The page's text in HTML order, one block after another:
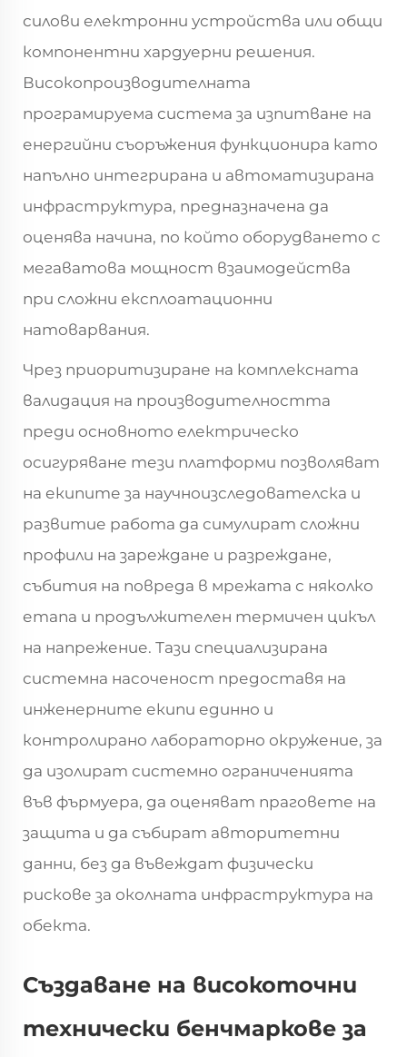
силови електронни устройства или общи
компонентни хардуерни решения.
Високопроизводителната
програмируема система за изпитване на
енергийни съоръжения функционира като
напълно интегрирана и автоматизирана
инфраструктура, предназначена да
оценява начина, по който оборудването с
мегаватова мощност взаимодейства
при сложни експлоатационни
натоварвания.
Чрез приоритизиране на комплексната
валидация на производителността
преди основното електрическо
осигуряване тези платформи позволяват
на екипите за научноизследователска и
развитие работа да симулират сложни
профили на зареждане и разреждане,
събития на повреда в мрежата с няколко
етапа и продължителен термичен цикъл
на напрежение. Тази специализирана
системна насоченост предоставя на
инженерните екипи единно и
контролирано лабораторно окружение, за
да изолират системно ограниченията
във фърмуера, да оценяват праговете на
защита и да събират авторитетни
данни, без да въвеждат физически
рискове за околната инфраструктура на
обекта.
Създаване на високоточни
технически бенчмаркове за